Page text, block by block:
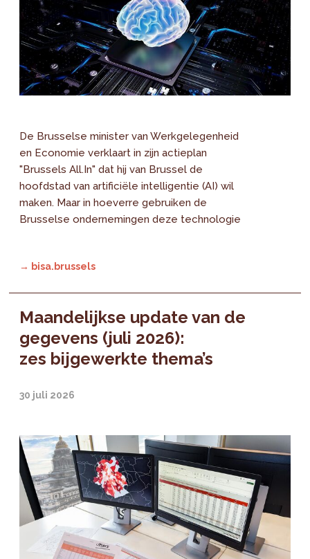
De Brusselse minister van Werkgelegenheid
en Economie verklaart in zijn actieplan
"Brussels All.In" dat hij van Brussel de
hoofdstad van artificiële intelligentie (AI) wil
maken. Maar in hoeverre gebruiken de
Brusselse ondernemingen deze technologie
→ bisa.brussels
Maandelijkse update van de
gegevens (juli 2026):
zes bijgewerkte thema’s
30 juli 2026